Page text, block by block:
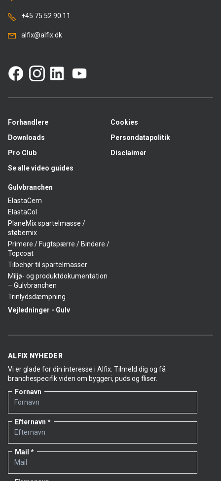
+45 75 52 90 11
alfix@alfix.dk
Forhandlere
Downloads
Pro Club
Se alle video guides
Gulvbranchen
ElastaCem
ElastaCol
PlaneMix spartelmasse /
støbemix
Primere / Fugtspærre / Bindere /
Topcoat
Tilbehør til spartelmasser
Miljø- og produktdokumentation
– Gulvbranchen
Trinlydsdæmpning
Vejledninger - Gulv
Cookies
Persondatapolitik
Disclaimer
ALFIX NYHEDER
Vi er glade for din interesse i Alfix. Tilmeld dig og få
branchespecifik viden om byggeri, puds og fliser.
Fornavn
Efternavn
Mail